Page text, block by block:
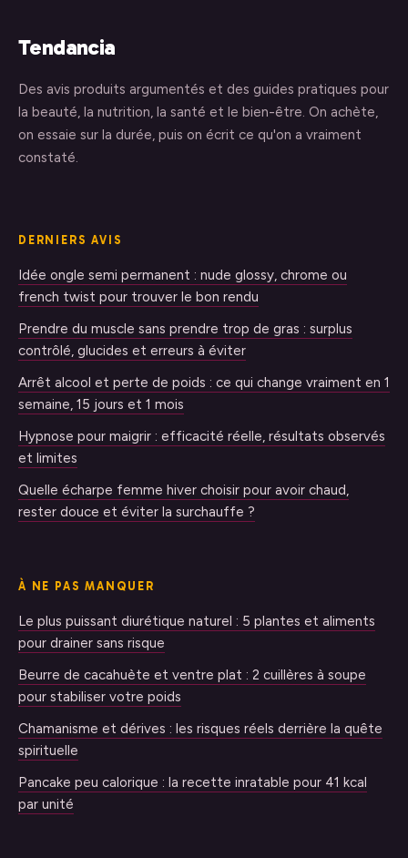
Tendancia
Des avis produits argumentés et des guides pratiques pour
la beauté, la nutrition, la santé et le bien-être. On achète,
on essaie sur la durée, puis on écrit ce qu'on a vraiment
constaté.
DERNIERS AVIS
Idée ongle semi permanent : nude glossy, chrome ou
french twist pour trouver le bon rendu
Prendre du muscle sans prendre trop de gras : surplus
contrôlé, glucides et erreurs à éviter
Arrêt alcool et perte de poids : ce qui change vraiment en 1
semaine, 15 jours et 1 mois
Hypnose pour maigrir : efficacité réelle, résultats observés
et limites
Quelle écharpe femme hiver choisir pour avoir chaud,
rester douce et éviter la surchauffe ?
À NE PAS MANQUER
Le plus puissant diurétique naturel : 5 plantes et aliments
pour drainer sans risque
Beurre de cacahuète et ventre plat : 2 cuillères à soupe
pour stabiliser votre poids
Chamanisme et dérives : les risques réels derrière la quête
spirituelle
Pancake peu calorique : la recette inratable pour 41 kcal
par unité